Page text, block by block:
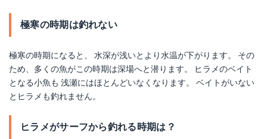
極寒の時期は釣れない
極寒の時期になると、 水深が浅いとより水温が下がります。 その
ため、多くの魚がこの時期は深場へと潜ります。 ヒラメのベイト
となる小魚も 浅瀬にはほとんどいなくなります。 ベイトがいない
とヒラメも釣れません。
ヒラメがサーフから釣れる時期は？